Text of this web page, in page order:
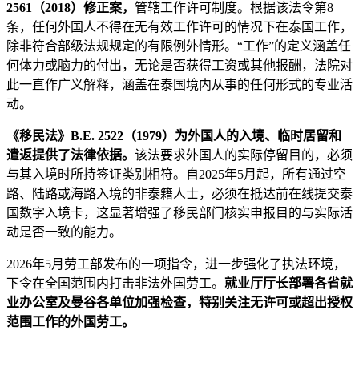
2561（2018）修正案， 管辖工作许可制度。根据该法令第8
条，任何外国人不得在无有效工作许可的情况下在泰国工作，
除非符合部级法规规定的有限例外情形。“工作”的定义涵盖任
何体力或脑力的付出，无论是否获得工资或其他报酬，法院对
此一直作广义解释，涵盖在泰国境内从事的任何形式的专业活
动。
《移民法》B.E. 2522（1979）为外国人的入境、临时居留和
遣返提供了法律依据。 该法要求外国人的实际停留目的，必须
与其入境时所持签证类别相符。自2025年5月起，所有通过空
路、陆路或海路入境的非泰籍人士，必须在抵达前在线提交泰
国数字入境卡，这显著增强了移民部门核实申报目的与实际活
动是否一致的能力。
2026年5月劳工部发布的一项指令，进一步强化了执法环境，
下令在全国范围内打击非法外国劳工。 就业厅厅长部署各省就
业办公室及曼谷各单位加强检查，特别关注无许可或超出授权
范围工作的外国劳工。